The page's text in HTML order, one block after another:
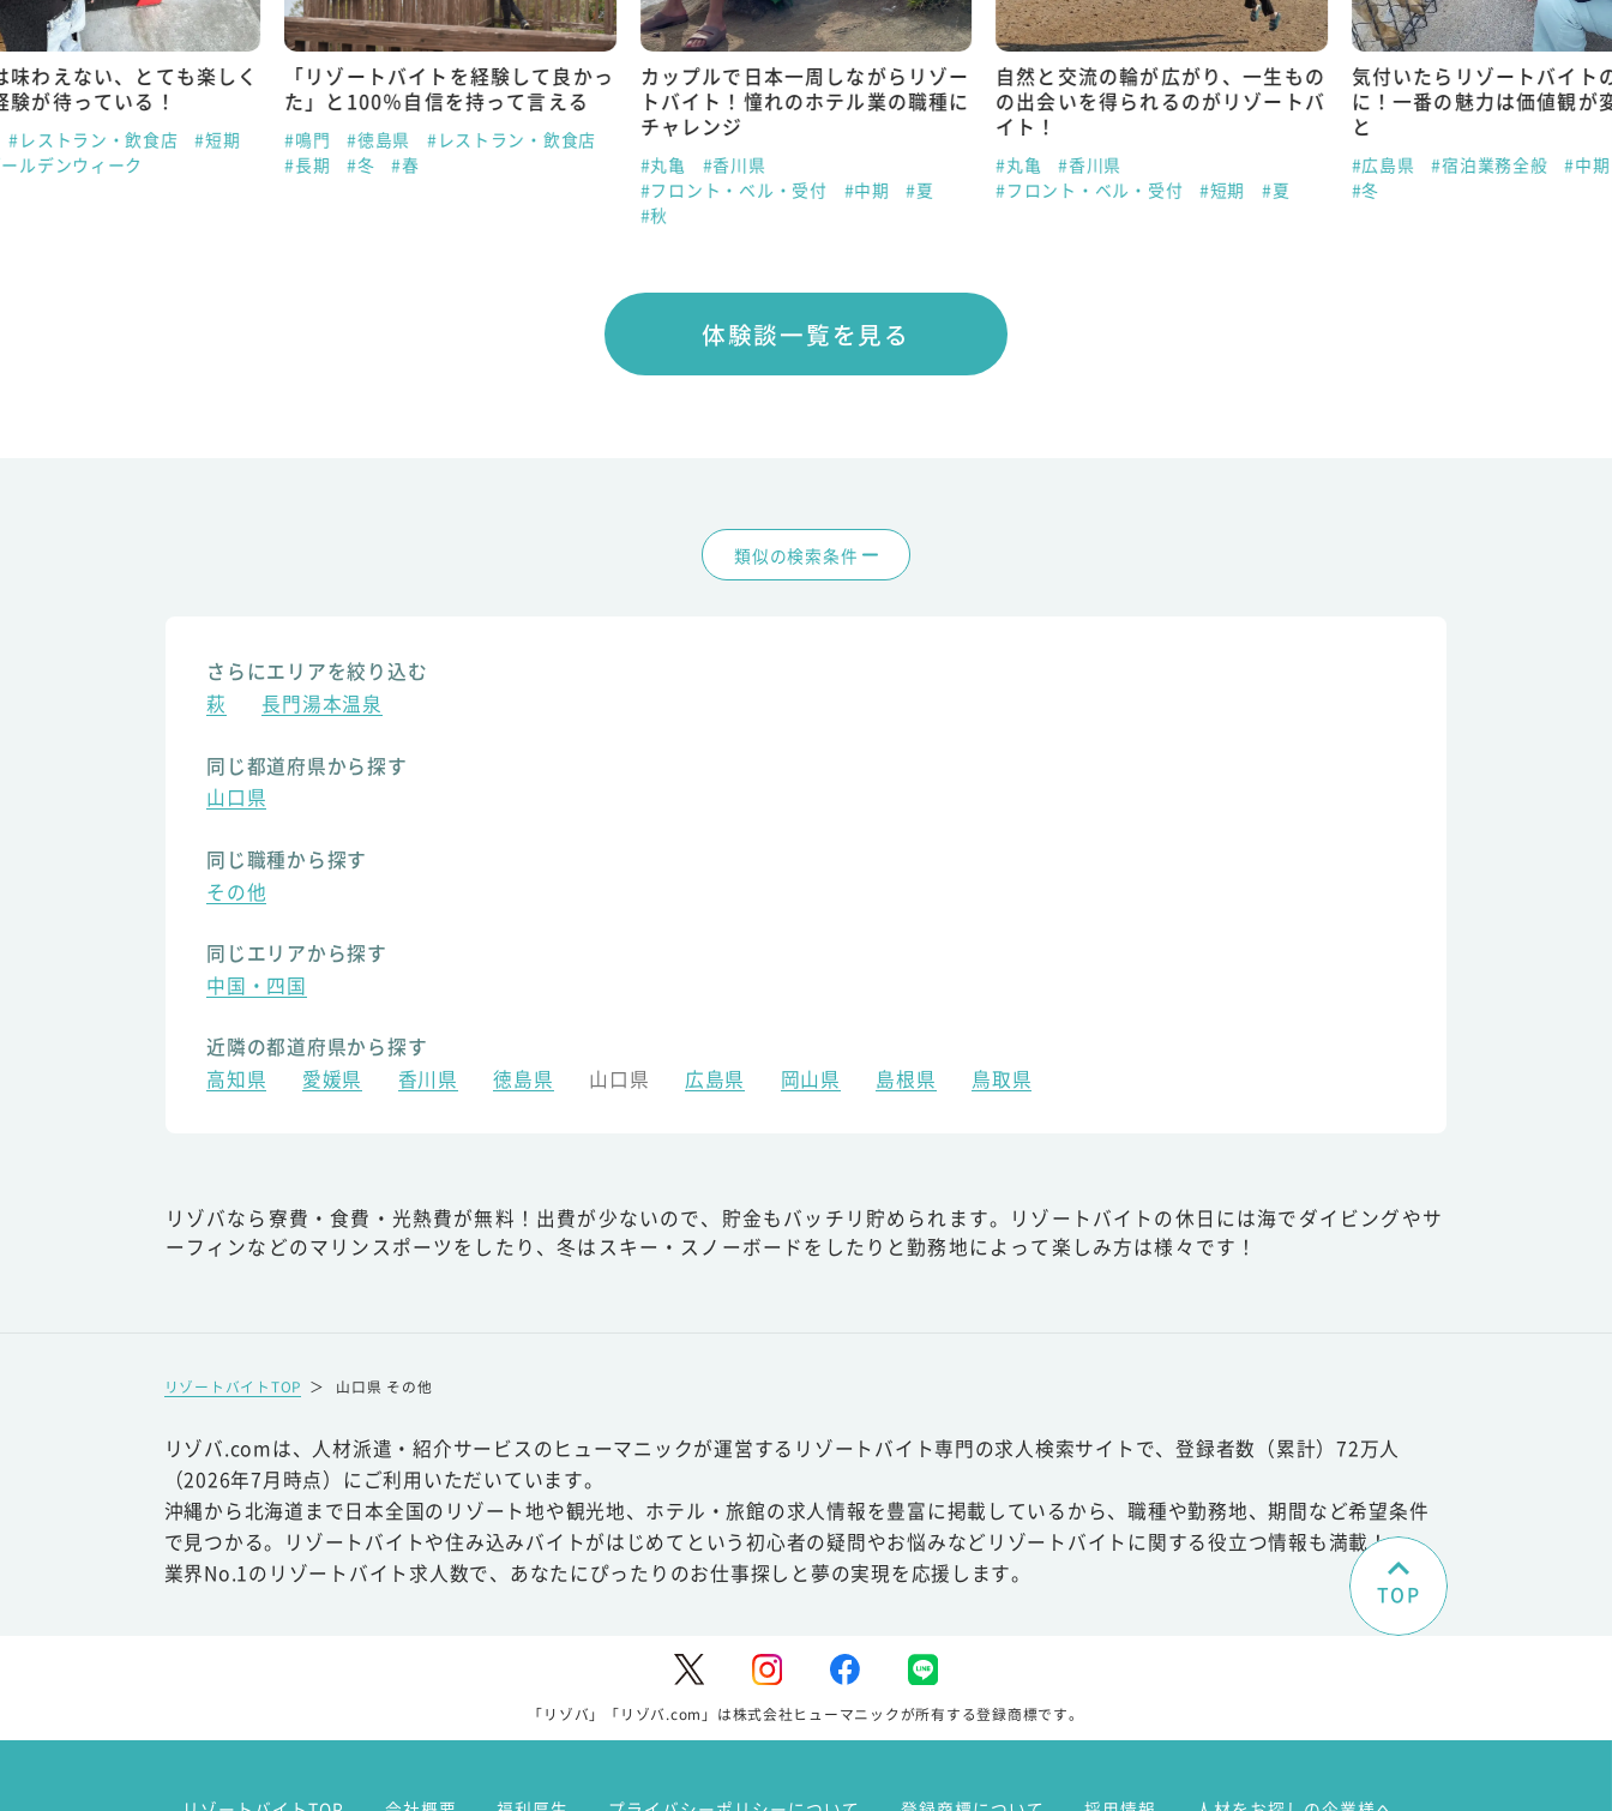
味わえない、とても楽しく
験が待っている！
#レストラン・飲食店
#短期
ルデンウィーク
「リゾートバイトを経験して良かっ
た」と100％自信を持って言える
#鳴門 #徳島県
#レストラン・飲食店
#長期
#冬 #春
カップルで日本一周しながらリゾー
トバイト！憧れのホテル業の職種に
チャレンジ
#丸亀
#香川県
#フロント・ベル・受付
#中期
#夏
#秋
自然と交流の輪が広がり、一生もの
の出会いを得られるのがリゾートバ
イト！
#丸亀
#香川県
#フロント・ベル・受付
#短期 #夏
気付いたらリゾートバイト
に！一番の魅力は価値観が
と
#広島県 #宿泊業務全般
#中期
#冬
体験談一覧を見る
類似の検索条件
さらにエリアを絞り込む
萩
長門湯本温泉
同じ都道府県から探す
山口県
同じ職種から探す
その他
同じエリアから探す
中国・四国
近隣の都道府県から探す
高知県
愛媛県 香川県 徳島県 山口県 広島県 岡山県 島根県 鳥取県
リゾバなら寮費・食費・光熱費が無料！出費が少ないので、貯金もバッチリ貯められます。リゾートバイトの休日には海でダイビングやサ
ーフィンなどのマリンスポーツをしたり、冬はスキー・スノーボードをしたりと勤務地によって楽しみ方は様々です！
リゾートバイトTOP ＞ 山口県 その他
リゾバ.comは、人材派遣・紹介サービスのヒューマニックが運営するリゾートバイト専門の求人検索サイトで、登録者数（累計）72万人
（2026年7月時点）にご利用いただいています。
沖縄から北海道まで日本全国のリゾート地や観光地、ホテル・旅館の求人情報を豊富に掲載しているから、職種や勤務地、期間など希望条件
で見つかる。リゾートバイトや住み込みバイトがはじめてという初心者の疑問やお悩みなどリゾートバイトに関する役立つ情報も満載！
業界No.1のリゾートバイト求人数で、あなたにぴったりのお仕事探しと夢の実現を応援します。
TOP
「リゾバ」「リゾバ.com」は株式会社ヒューマニックが所有する登録商標です。